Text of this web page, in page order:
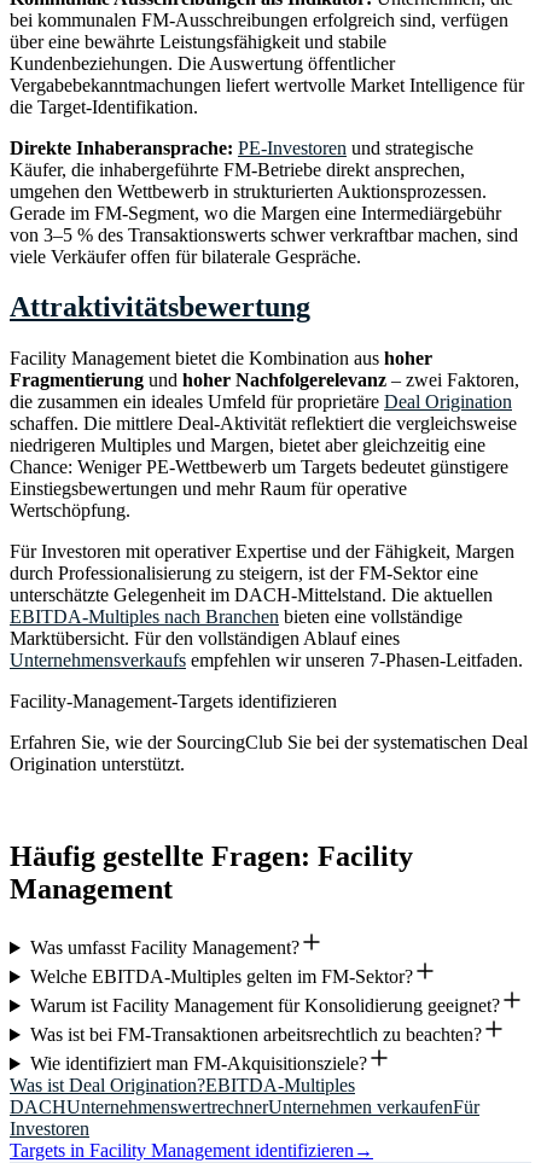
bei kommunalen FM-Ausschreibungen erfolgreich sind, verfügen
über eine bewährte Leistungsfähigkeit und stabile
Kundenbeziehungen. Die Auswertung öffentlicher
Vergabebekanntmachungen liefert wertvolle Market Intelligence für
die Target-Identifikation.
Direkte Inhaberansprache: PE-Investoren und strategische
Käufer, die inhabergeführte FM-Betriebe direkt ansprechen,
umgehen den Wettbewerb in strukturierten Auktionsprozessen.
Gerade im FM-Segment, wo die Margen eine Intermediärgebühr
von 3–5 % des Transaktionswerts schwer verkraftbar machen, sind
viele Verkäufer offen für bilaterale Gespräche.
Attraktivitätsbewertung
Facility Management bietet die Kombination aus hoher
Fragmentierung und hoher Nachfolgerelevanz – zwei Faktoren,
die zusammen ein ideales Umfeld für proprietäre Deal Origination
schaffen. Die mittlere Deal-Aktivität reflektiert die vergleichsweise
niedrigeren Multiples und Margen, bietet aber gleichzeitig eine
Chance: Weniger PE-Wettbewerb um Targets bedeutet günstigere
Einstiegsbewertungen und mehr Raum für operative
Wertschöpfung.
Für Investoren mit operativer Expertise und der Fähigkeit, Margen
durch Professionalisierung zu steigern, ist der FM-Sektor eine
unterschätzte Gelegenheit im DACH-Mittelstand. Die aktuellen
EBITDA-Multiples nach Branchen bieten eine vollständige
Marktübersicht. Für den vollständigen Ablauf eines
Unternehmensverkaufs empfehlen wir unseren 7-Phasen-Leitfaden.
Facility-Management-Targets identifizieren
Erfahren Sie, wie der SourcingClub Sie bei der systematischen Deal
Origination unterstützt.
Häufig gestellte Fragen: Facility
Management
Was umfasst Facility Management?
Welche EBITDA-Multiples gelten im FM-Sektor?
Warum ist Facility Management für Konsolidierung geeignet?
Was ist bei FM-Transaktionen arbeitsrechtlich zu beachten?
Wie identifiziert man FM-Akquisitionsziele?
Was ist Deal Origination?EBITDA-Multiples
DACHUnternehmenswertrechnerUnternehmen verkaufenFür
Investoren
Targets in Facility Management identifizieren →